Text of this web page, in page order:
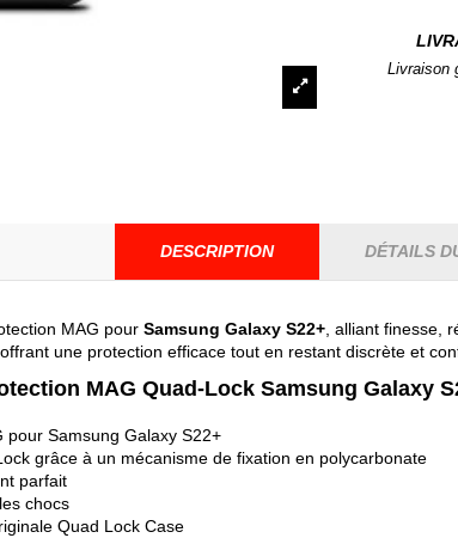
Livraison
DESCRIPTION DÉTAILS
MAG pour Samsung Galaxy S22+ , alliant finesse,
une protection efficace tout en restant discrète et
MAG Quad-Lock Samsung Galaxy
Samsung Galaxy S22+
grâce à un mécanisme de fixation en polycarbonate
parfait
chocs
Quad Lock Case